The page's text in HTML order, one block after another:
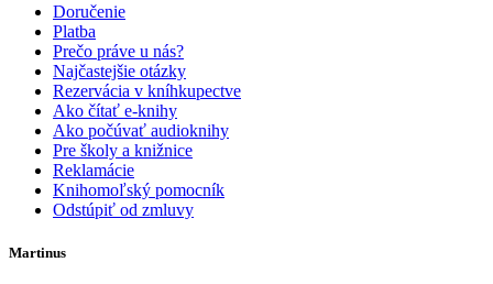
Doručenie
Platba
Prečo práve u nás?
Najčastejšie otázky
Rezervácia v kníhkupectve
Ako čítať e-knihy
Ako počúvať audioknihy
Pre školy a knižnice
Reklamácie
Knihomoľský pomocník
Odstúpiť od zmluvy
Martinus